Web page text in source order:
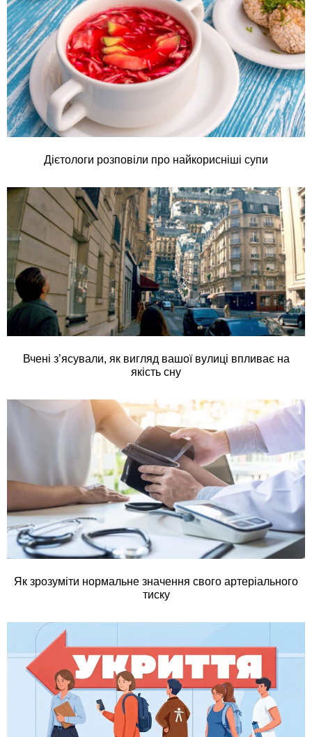
Дієтологи розповіли про найкорисніші супи
Вчені з’ясували, як вигляд вашої вулиці впливає на
якість сну
Як зрозуміти нормальне значення свого артеріального
тиску